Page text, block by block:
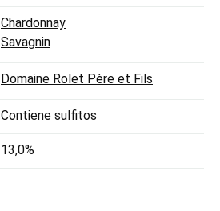
Chardonnay
Savagnin
Domaine Rolet Père et Fils
Contiene sulfitos
13,0%